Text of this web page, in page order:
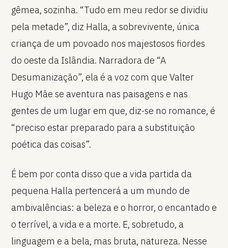
gêmea, sozinha. “Tudo em meu redor se dividiu
pela metade”, diz Halla, a sobrevivente, única
criança de um povoado nos majestosos fiordes
do oeste da Islândia. Narradora de “A
Desumanização”, ela é a voz com que Valter
Hugo Mãe se aventura nas paisagens e nas
gentes de um lugar em que, diz-se no romance, é
“preciso estar preparado para a substituição
poética das coisas”.
É bem por conta disso que a vida partida da
pequena Halla pertencerá a um mundo de
ambivalências: a beleza e o horror, o encantado e
o terrível, a vida e a morte. E, sobretudo, a
linguagem e a bela, mas bruta, natureza. Nesse